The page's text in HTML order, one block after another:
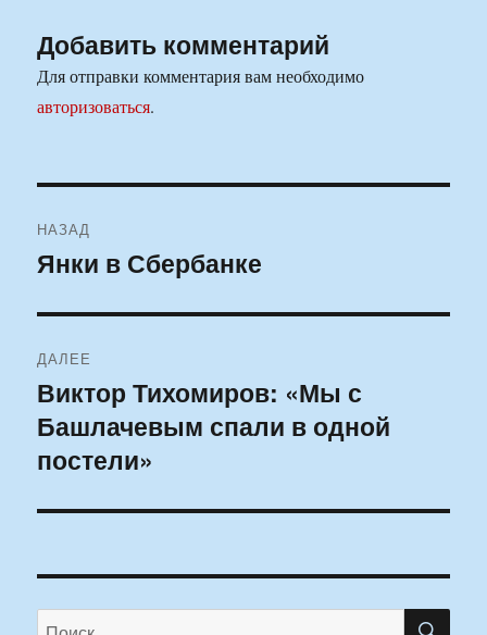
Добавить комментарий
Для отправки комментария вам необходимо
авторизоваться.
по
НАЗАД
Предыдущая
Янки в Сбербанке
ДАЛЕЕ
Следующая
запись:
Виктор Тихомиров: «Мы с
Башлачевым спали в одной
постели»
Искать: